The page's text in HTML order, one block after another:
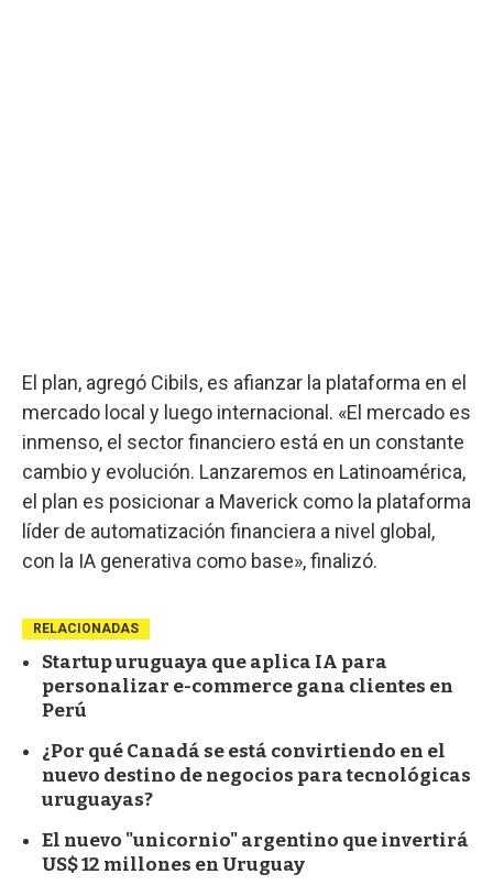
El plan, agregó Cibils, es afianzar la plataforma en el
mercado local y luego internacional. «El mercado es
inmenso, el sector financiero está en un constante
cambio y evolución. Lanzaremos en Latinoamérica,
el plan es posicionar a Maverick como la plataforma
líder de automatización financiera a nivel global,
con la IA generativa como base», finalizó.
RELACIONADAS
Startup uruguaya que aplica IA para
personalizar e-commerce gana clientes en
Perú
¿Por qué Canadá se está convirtiendo en el
nuevo destino de negocios para tecnológicas
uruguayas?
El nuevo "unicornio" argentino que invertirá
US$ 12 millones en Uruguay